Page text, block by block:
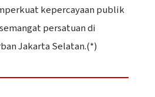
kepercayaan publik
persatuan di
Jakarta Selatan.(*)